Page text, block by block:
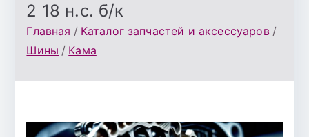
2 18 н.с. б/к
Главная
Каталог запчастей и аксессуаров
Шины
Кама